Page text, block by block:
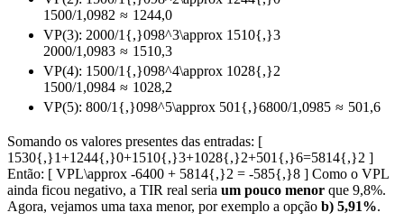
1500/1 ,0982 ≈ 1244,0
VP(3): 2000/1{,}098^3\approx 1510{,}3
2000/1 ,0983 ≈ 1510,3
VP(4): 1500/1{,}098^4\approx 1028{,}2
1500/1 ,0984 ≈ 1028,2
VP(5): 800/1{,}098^5\approx 501{,}6800/1 ,0985 ≈ 501 ,6
Somando os valores presentes das entradas: [
1530{,}1+1244{,}0+1510{,}3+1028{,}2+501{,}6=5814{,}2 ]
Então: [ VPL\approx -6400 + 5814{,}2 = -585{,}8 ] Como o VPL
ainda ficou negativo, a TIR real seria um pouco menor que 9,8%.
Agora, vejamos uma taxa menor, por exemplo a opção b) 5,91%.